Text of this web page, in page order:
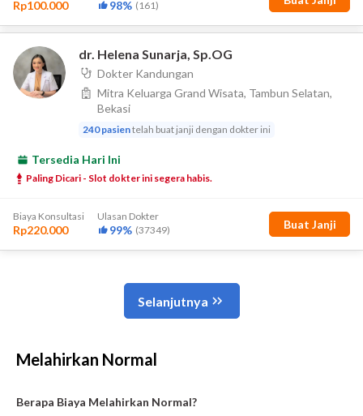
Melahirkan Normal
Berapa Biaya Melahirkan Normal?